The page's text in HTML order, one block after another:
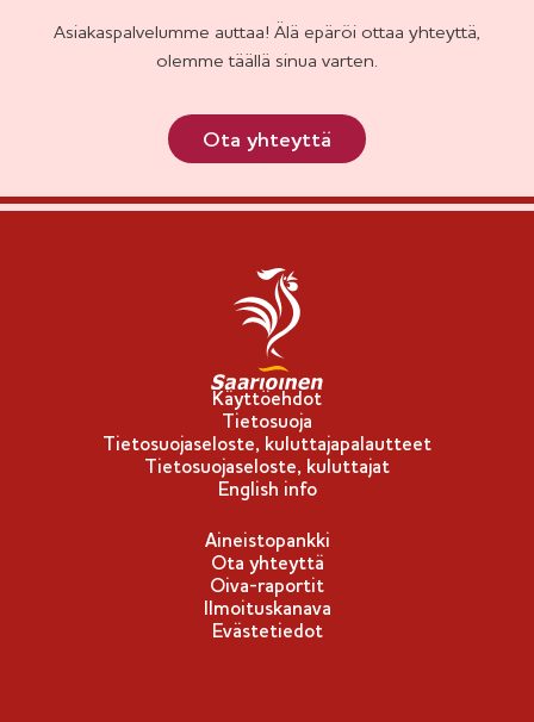
Asiakaspalvelumme auttaa! Älä epäröi ottaa yhteyttä,
olemme täällä sinua varten.
Ota yhteyttä
Käyttöehdot
Tietosuoja
Tietosuojaseloste, kuluttajapalautteet
Tietosuojaseloste, kuluttajat
English info
Aineistopankki
Ota yhteyttä
Oiva-raportit
Ilmoituskanava
Evästetiedot